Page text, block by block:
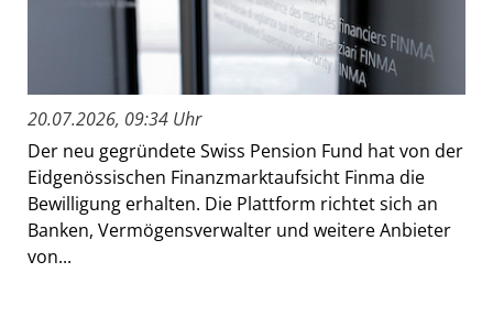
20.07.2026, 09:34 Uhr
Der neu gegründete Swiss Pension Fund hat von der
Eidgenössischen Finanzmarktaufsicht Finma die
Bewilligung erhalten. Die Plattform richtet sich an
Banken, Vermögensverwalter und weitere Anbieter
von...